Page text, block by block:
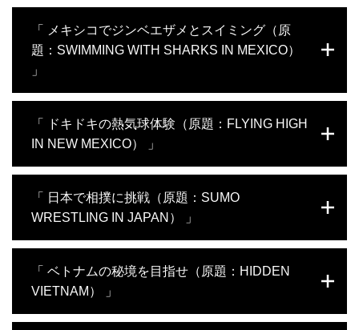
むのは滝を下るラフティング。グレード5の急流ポイントを抜けた
先に待ち受ける、落差7メートルの滝へと飛び込む。"
し競争やスピードクライミングなどのトレーニングで体を鍛えた
ジェフは、最後にロッククライミングに挑む。
「 メキシコでジンベエザメとスイミング（原
題：SWIMMING WITH SHARKS IN MEXICO）
」
叶えるためメキシコへと向かった。ガイドは生物学者のフリー
ダ・ホンギチュード。彼女の指導の元ジンベエザメと泳ぐための
マヤ遺跡では106段の階段を上り、保護区ではワニに触れるなど、
メキシコならではのユニークな挑戦をしていく。
「 ドキドキの熱気球体験（原題：FLYING HIGH
IN NEW MEXICO） 」
った。今回の目的は、高所への恐怖に打ち勝ち、アルバカーキ国
際気球フェスティバルで気球に乗ることだ。ベテラン気球操縦
降など、様々な試練を乗り越えて気球に挑戦する勇気を得たジェ
フは、気球ファミリーの一員としてついに気球に乗り込む。
「 日本で相撲に挑戦（原題：SUMO
WRESTLING IN JAPAN） 」
とも言われる相撲に挑戦する。本物の力士との試合に備えるた
め、剣道の技術を身につけたり、マーシャルアーツの達人とトレ
「 ベトナムの秘境を目指せ（原題：HIDDEN
VIETNAM） 」